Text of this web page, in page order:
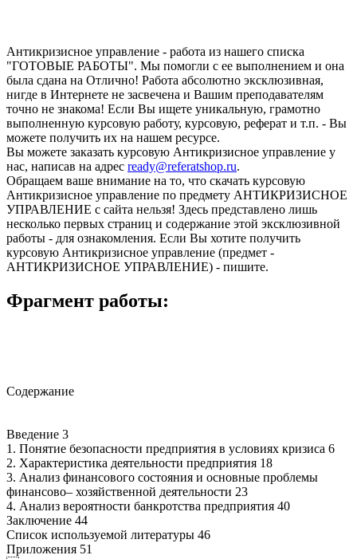
Антикризисное управление - работа из нашего списка
"ГОТОВЫЕ РАБОТЫ". Мы помогли с ее выполнением и она
была сдана на Отлично! Работа абсолютно эксклюзивная,
нигде в Интернете не засвечена и Вашим преподавателям
точно не знакома! Если Вы ищете уникальную, грамотно
выполненную курсовую работу, курсовую, реферат и т.п. - Вы
можете получить их на нашем ресурсе.
Вы можете заказать курсовую Антикризисное управление у
нас, написав на адрес ready@referatshop.ru.
Обращаем ваше внимание на то, что скачать курсовую
Антикризисное управление по предмету АНТИКРИЗИСНОЕ
УПРАВЛЕНИЕ с сайта нельзя! Здесь представлено лишь
несколько первых страниц и содержание этой эксклюзивной
работы - для ознакомления. Если Вы хотите получить
курсовую Антикризисное управление (предмет -
АНТИКРИЗИСНОЕ УПРАВЛЕНИЕ) - пишите.
Фрагмент работы:
Содержание
Введение 3
1. Понятие безопасности предприятия в условиях кризиса 6
2. Характеристика деятельности предприятия 18
3. Анализ финансового состояния и основные проблемы
финансово– хозяйственной деятельности 23
4. Анализ вероятности банкротства предприятия 40
Заключение 44
Список используемой литературы 46
Приложения 51